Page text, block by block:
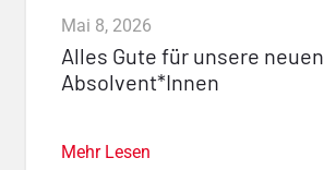
Mai 8, 2026
Alles Gute für unsere neuen
Absolvent*Innen
Mehr Lesen